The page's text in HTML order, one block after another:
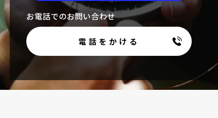
お電話でのお問い合わせ
電話をかける